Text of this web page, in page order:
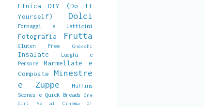
Etnica
DIY (Do It
Yourself)
Dolci
Formaggi e Latticini
Fotografia Frutta
Gluten Free Gnocchi
Insalate
Luoghi e
Persone
Marmellate e
Composte
Minestre
e Zuppe
Muffins
Scones e Quick Breads One
Girl Va al Cinema
OT